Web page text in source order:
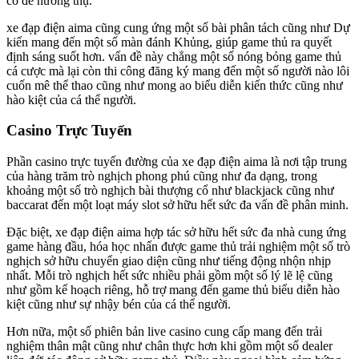
xe đạp điện aima cũng cung ứng một số bài phân tách cũng như Dự
kiến mang đến một số màn đánh Khủng, giúp game thủ ra quyết
định sáng suốt hơn. vấn đề này chẳng một số nóng bỏng game thủ
cá cược mà lại còn thi công đăng ký mang đến một số người nào lôi
cuốn mê thể thao cũng như mong ao biểu diễn kiến thức cũng như
hào kiệt của cá thể người.
Casino Trực Tuyến
Phần casino trực tuyến đường của xe đạp điện aima là nơi tập trung
của hàng trăm trò nghịch phong phú cũng như đa dạng, trong
khoảng một số trò nghịch bài thượng cổ như blackjack cũng như
baccarat đến một loạt máy slot sở hữu hết sức đa vấn đề phân minh.
Đặc biệt, xe đạp điện aima hợp tác sở hữu hết sức đa nhà cung ứng
game hàng đầu, hóa học nhấn được game thủ trải nghiệm một số trò
nghịch sở hữu chuyển giao diện cũng như tiếng động nhộn nhịp
nhất. Mỗi trò nghịch hết sức nhiều phải gồm một số lý lẽ lệ cũng
như gồm kế hoạch riêng, hỗ trợ mang đến game thủ biểu diễn hào
kiệt cũng như sự nhậy bén của cá thể người.
Hơn nữa, một số phiên bản live casino cung cấp mang đến trải
nghiệm thân mật cũng như chân thực hơn khi gồm một số dealer